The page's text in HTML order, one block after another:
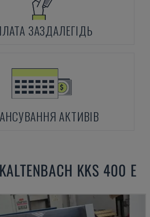
ЗАЗДАЛЕГІДЬ
АКТИВІВ
KALTENBACH KKS 400 E